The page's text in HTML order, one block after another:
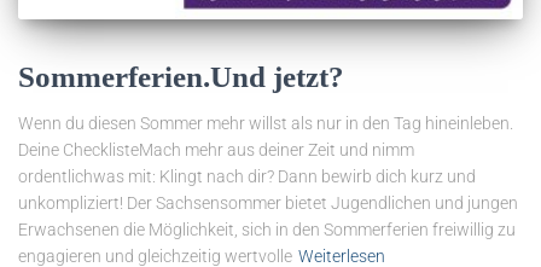
Sommerferien.Und jetzt?
Wenn du diesen Sommer mehr willst als nur in den Tag hineinleben.
Deine ChecklisteMach mehr aus deiner Zeit und nimm
ordentlichwas mit: Klingt nach dir? Dann bewirb dich kurz und
unkompliziert! Der Sachsensommer bietet Jugendlichen und jungen
Erwachsenen die Möglichkeit, sich in den Sommerferien freiwillig zu
engagieren und gleichzeitig wertvolle Weiterlesen